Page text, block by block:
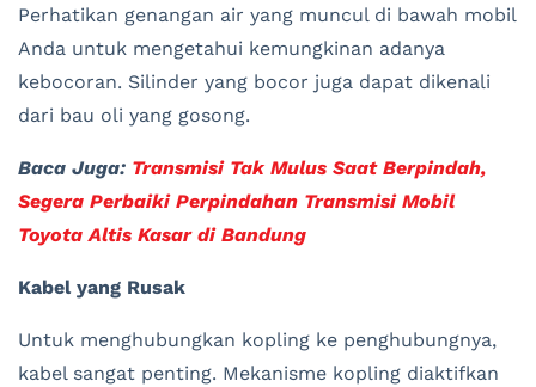
Perhatikan genangan air yang muncul di bawah mobil
Anda untuk mengetahui kemungkinan adanya
kebocoran. Silinder yang bocor juga dapat dikenali
dari bau oli yang gosong.
Baca Juga: Transmisi Tak Mulus Saat Berpindah,
Segera Perbaiki Perpindahan Transmisi Mobil
Toyota Altis Kasar di Bandung
Kabel yang Rusak
Untuk menghubungkan kopling ke penghubungnya,
kabel sangat penting. Mekanisme kopling diaktifkan